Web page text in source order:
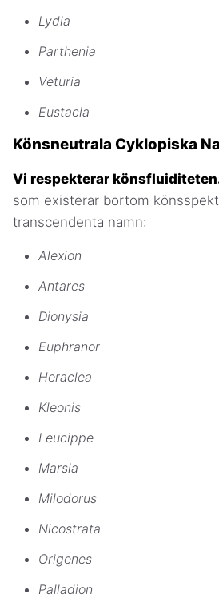
Lydia
Parthenia
Veturia
Eustacia
Könsneutrala Cyklopiska
Vi respekterar
som existerar bortom
transcendenta namn:
Alexion
Antares
Dionysia
Euphranor
Heraclea
Kleonis
Leucippe
Marsia
Milodorus
Nicostrata
Origenes
Palladion